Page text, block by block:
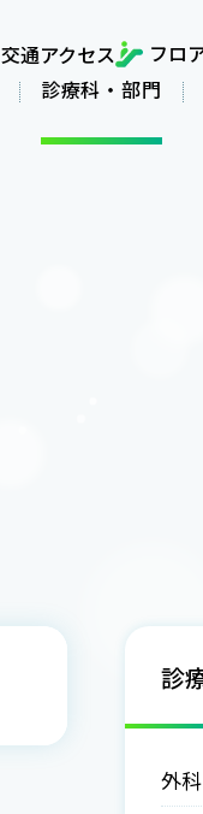
診療科・部門
交通アクセス フロ
診
外